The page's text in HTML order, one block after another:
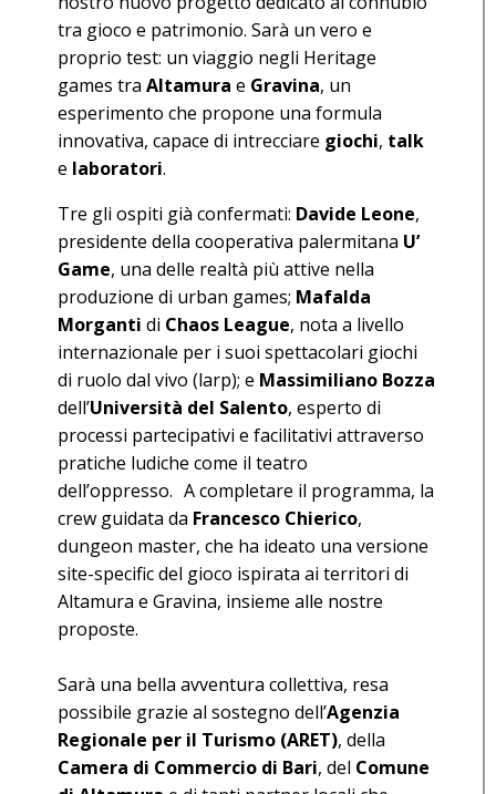
tra gioco e patrimonio. Sarà un vero e
proprio test: un viaggio negli Heritage
games traAltamura e Gravina, un
esperimento che propone una formula
innovativa, capace di intrecciare giochi, talk
e laboratori.
Tre gli ospiti già confermati: Davide Leone,
presidente della cooperativa palermitana U’
Game, una delle realtà più attive nella
produzione di urban games; Mafalda
Morganti di Chaos League, nota a livello
internazionale per i suoi spettacolari giochi
di ruolo dal vivo (larp); e Massimiliano Bozza
dell’Università del Salento, esperto di
processi partecipativi e facilitativi attraverso
pratiche ludiche come il teatro
dell’oppresso. A completare il programma, la
crew guidata da Francesco Chierico,
dungeon master, che ha ideato una versione
site-specific del gioco ispirata ai territori di
Altamura e Gravina, insieme alle nostre
proposte.
Sarà una bella avventura collettiva, resa
possibile grazie al sostegno dell’Agenzia
Regionale per il Turismo (ARET), della
Camera di Commercio di Bari, del Comune